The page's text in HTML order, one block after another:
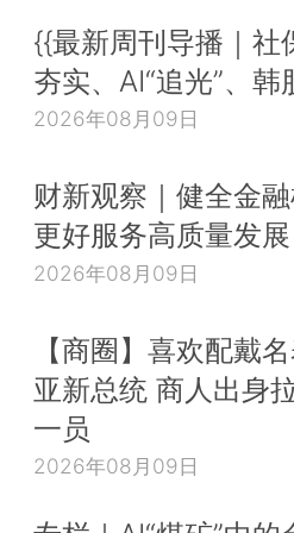
{{最新周刊导播｜社
夯实、AI“追光”、韩
2026年08月09日
财新观察｜健全金
更好服务高质量发展
2026年08月09日
【商圈】喜欢配戴
亚新总统 商人出身
一员
2026年08月09日